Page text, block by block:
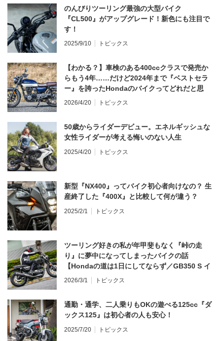
のんびりツーリング最強の大型バイク
『CL500』がアップグレード！新色にも注目で
す！
2025/9/10 トピックス
【わかる？】車検のある400ccクラスで発売か
らもう4年……だけど2024年まで『ベストセラ
ー』を誇ったHondaのバイクってどれだと思
う？
2026/4/20 トピックス
50歳からライダーデビュー。エネルギッシュな
女性ライダーが考える悔いのない人生
2025/4/20 トピックス
新型『NX400』ってバイク初心者向けなの？ 生
産終了した『400X』と比較して何が違う？
2025/2/1 トピックス
ツーリング好きの私が年甲斐もなく『峠の走
り』に夢中になってしまったバイクの話
【Hondaの道は1日にしてならず／GB350 S イ
ンプレ・レビュー 前編】
2026/3/1 トピックス
通勤・通学、二人乗りもOKの遊べる125cc『ダ
ックス125』は初心者の人も安心！
2025/7/20 トピックス